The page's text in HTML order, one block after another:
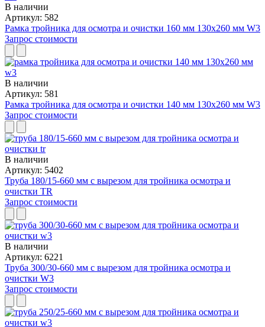
В наличии
Артикул: 582
Рамка тройника для осмотра и очистки 160 мм 130x260 мм W3
Запрос стоимости
В наличии
Артикул: 581
Рамка тройника для осмотра и очистки 140 мм 130x260 мм W3
Запрос стоимости
В наличии
Артикул: 5402
Труба 180/15-660 мм с вырезом для тройника осмотра и
очистки TR
Запрос стоимости
В наличии
Артикул: 6221
Труба 300/30-660 мм с вырезом для тройника осмотра и
очистки W3
Запрос стоимости